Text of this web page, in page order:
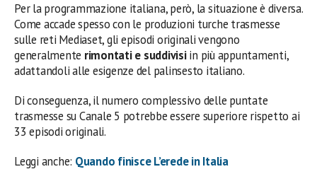
Per la programmazione italiana, però, la situazione è diversa.
Come accade spesso con le produzioni turche trasmesse
sulle reti Mediaset, gli episodi originali vengono
generalmente rimontati e suddivisiin più appuntamenti,
adattandoli alle esigenze del palinsesto italiano.
Di conseguenza, il numero complessivo delle puntate
trasmesse su Canale 5 potrebbe essere superiore rispetto ai
33 episodi originali.
Leggi anche: Quando finisce L’erede in Italia